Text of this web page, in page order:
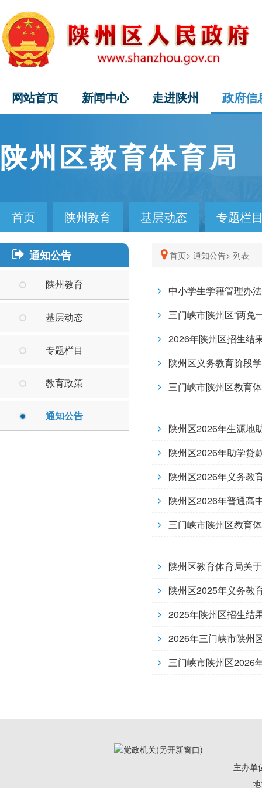
网站首页 新闻中心 走进陕州 政府信
陕州区教育体育局
首页 陕州教育 基层动态 专题栏
通知公告
陕州教育
基层动态
专题栏目
教育政策
通知公告
首页> 通知公告> 列表
中小学生学籍管理办法
三门峡市陕州区“两免
2026年陕州区招生结
陕州区义务教育阶段
三门峡市陕州区教育
陕州区2026年生源地
陕州区2026年助学贷
陕州区2026年义务教
陕州区2026年普通高
三门峡市陕州区教育
陕州区教育体育局关
陕州区2025年义务教
2025年陕州区招生结
2026年三门峡市陕州
三门峡市陕州区2026
主办单